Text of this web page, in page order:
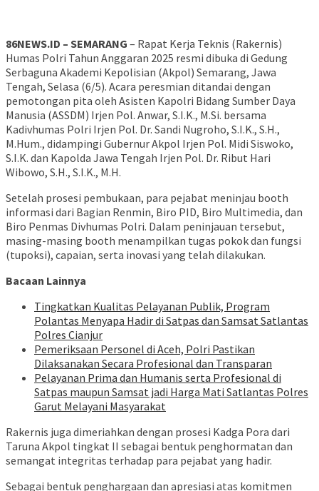
86NEWS.ID – SEMARANG – Rapat Kerja Teknis (Rakernis)
Humas Polri Tahun Anggaran 2025 resmi dibuka di Gedung
Serbaguna Akademi Kepolisian (Akpol) Semarang, Jawa
Tengah, Selasa (6/5). Acara peresmian ditandai dengan
pemotongan pita oleh Asisten Kapolri Bidang Sumber Daya
Manusia (ASSDM) Irjen Pol. Anwar, S.I.K., M.Si. bersama
Kadivhumas Polri Irjen Pol. Dr. Sandi Nugroho, S.I.K., S.H.,
M.Hum., didampingi Gubernur Akpol Irjen Pol. Midi Siswoko,
S.I.K. dan Kapolda Jawa Tengah Irjen Pol. Dr. Ribut Hari
Wibowo, S.H., S.I.K., M.H.
Setelah prosesi pembukaan, para pejabat meninjau booth
informasi dari Bagian Renmin, Biro PID, Biro Multimedia, dan
Biro Penmas Divhumas Polri. Dalam peninjauan tersebut,
masing-masing booth menampilkan tugas pokok dan fungsi
(tupoksi), capaian, serta inovasi yang telah dilakukan.
Bacaan Lainnya
Tingkatkan Kualitas Pelayanan Publik, Program
Polantas Menyapa Hadir di Satpas dan Samsat Satlantas
Polres Cianjur
Pemeriksaan Personel di Aceh, Polri Pastikan
Dilaksanakan Secara Profesional dan Transparan
Pelayanan Prima dan Humanis serta Profesional di
Satpas maupun Samsat jadi Harga Mati Satlantas Polres
Garut Melayani Masyarakat
Rakernis juga dimeriahkan dengan prosesi Kadga Pora dari
Taruna Akpol tingkat II sebagai bentuk penghormatan dan
semangat integritas terhadap para pejabat yang hadir.
Sebagai bentuk penghargaan dan apresiasi atas komitmen